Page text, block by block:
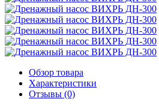
Обзор товара
Характеристики
Отзывы (0)